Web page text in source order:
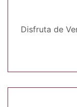
Disfruta de